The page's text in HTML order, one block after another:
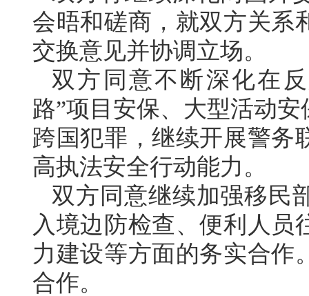
会晤和磋商，就双方关系
交换意见并协调立场。
双方同意不断深化在
路”项目安保、大型活动
跨国犯罪，继续开展警务
高执法安全行动能力。
双方同意继续加强移民
入境边防检查、便利人员
力建设等方面的务实合作
合作。